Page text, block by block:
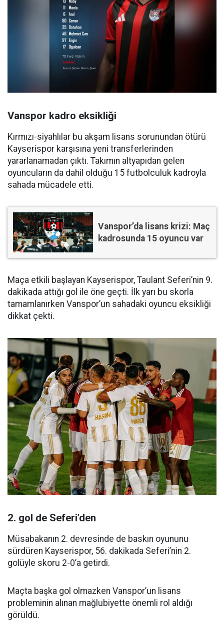
Vanspor kadro eksikliği
Kırmızı-siyahlılar bu akşam lisans sorunundan ötürü
Kayserispor karşısına yeni transferlerinden
yararlanamadan çıktı. Takımın altyapıdan gelen
oyuncuların da dahil olduğu 15 futbolculuk kadroyla
sahada mücadele etti.
Vanspor’da lisans krizi: Maç
kadrosunda 15 oyuncu var
Maça etkili başlayan Kayserispor, Taulant Seferi’nin 9.
dakikada attığı gol ile öne geçti. İlk yarı bu skorla
tamamlanırken Vanspor’un sahadaki oyuncu eksikliği
dikkat çekti.
2. gol de Seferi’den
Müsabakanın 2. devresinde de baskın oyununu
sürdüren Kayserispor, 56. dakikada Seferi’nin 2.
golüyle skoru 2-0’a getirdi.
Maçta başka gol olmazken Vanspor’un lisans
probleminin alınan mağlubiyette önemli rol aldığı
görüldü.